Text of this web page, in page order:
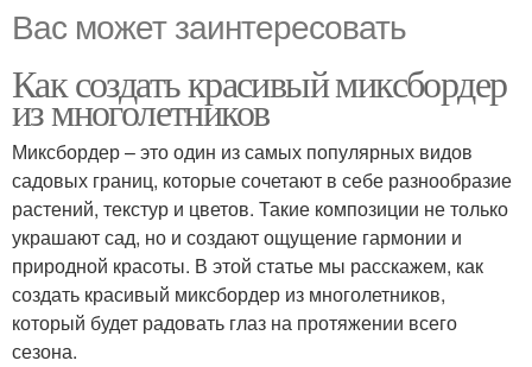
Вас может заинтересовать
Как создать красивый миксбордер
из многолетников
Миксбордер – это один из самых популярных видов
садовых границ, которые сочетают в себе разнообразие
растений, текстур и цветов. Такие композиции не только
украшают сад, но и создают ощущение гармонии и
природной красоты. В этой статье мы расскажем, как
создать красивый миксбордер из многолетников,
который будет радовать глаз на протяжении всего
сезона.